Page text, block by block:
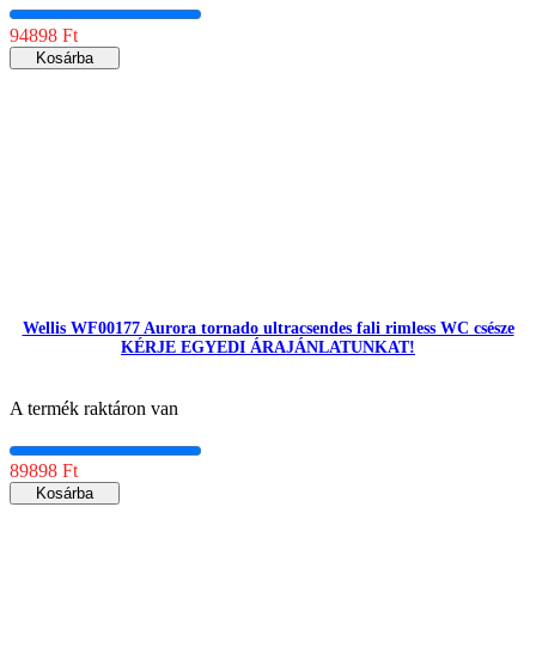
94898 Ft
Kosárba
Wellis WF00177 Aurora tornado ultracsendes fali rimless WC csésze
KÉRJE EGYEDI ÁRAJÁNLATUNKAT!
A termék raktáron van
89898 Ft
Kosárba